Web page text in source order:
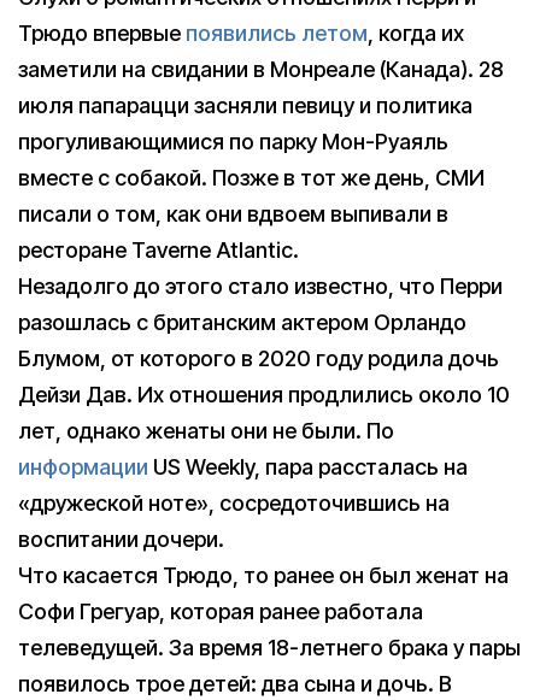
Трюдо впервые появились летом , когда их
заметили на свидании в Монреале (Канада). 28
июля папарацци засняли певицу и политика
прогуливающимися по парку Мон-Руаяль
вместе с собакой. Позже в тот же день, СМИ
писали о том, как они вдвоем выпивали в
ресторане Taverne Atlantic.
Незадолго до этого стало известно, что Перри
разошлась с британским актером Орландо
Блумом, от которого в 2020 году родила дочь
Дейзи Дав. Их отношения продлились около 10
лет, однако женаты они не были. По
информации US Weekly, пара рассталась на
«дружеской ноте», сосредоточившись на
воспитании дочери.
Что касается Трюдо, то ранее он был женат на
Софи Грегуар, которая ранее работала
телеведущей. За время 18-летнего брака у пары
появилось трое детей: два сына и дочь. В